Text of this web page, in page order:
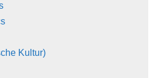
Kultur)